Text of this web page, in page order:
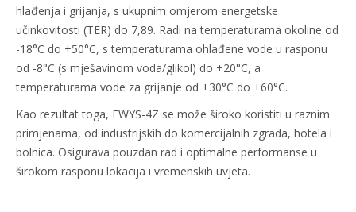
hlađenja i grijanja, s ukupnim omjerom energetske
učinkovitosti (TER) do 7,89. Radi na temperaturama okoline od
-18°C do +50°C, s temperaturama ohlađene vode u rasponu
od -8°C (s mješavinom voda/glikol) do +20°C, a
temperaturama vode za grijanje od +30°C do +60°C.
Kao rezultat toga, EWYS-4Z se može široko koristiti u raznim
primjenama, od industrijskih do komercijalnih zgrada, hotela i
bolnica. Osigurava pouzdan rad i optimalne performanse u
širokom rasponu lokacija i vremenskih uvjeta.